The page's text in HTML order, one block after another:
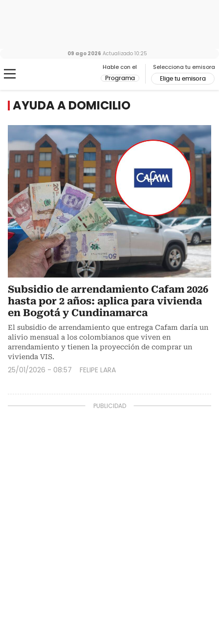
Hable con el
Programa
Selecciona tu emisora
Elige tu emisora
09 ago 2026 Actualizado 10:25
AYUDA A DOMICILIO
Subsidio de arrendamiento Cafam 2026
hasta por 2 años: aplica para vivienda
en Bogotá y Cundinamarca
El subsidio de arrendamiento que entrega Cafam daría un
alivio mensual a los colombianos que viven en
arrendamiento y tienen la proyección de comprar un
vivienda VIS.
25/01/2026 - 08:57 FELIPE LARA